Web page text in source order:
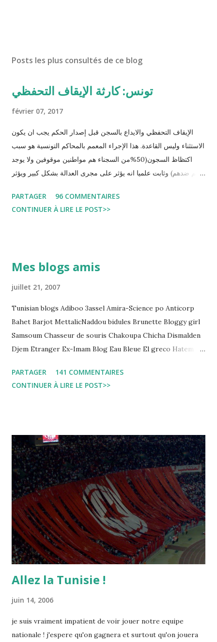
Posts les plus consultés de ce blog
تونس: كارثة الإيقاف التحفظي
février 07, 2017
الإيقاف التحفظي والايداع بالسجن قبل إصدار الحكم يجب ان يكون
الاستثناء وليس القاعدة. هذا الإجراء المعمم بالمحاكم التونسية هو سبب
اكتظاظ السجون(50%من السجناء هم مواطنين موقوفين ولا يوجد
حكم ضدهم) وثابت علميا انه يؤثر على مجرى العدالة بشكل كبير ويؤثر
التي قضاها تحفظيا . هذه الممارسات تسبب كوارث اجتماعية واقتصادية
و تجعل المواطن يحقد على المنظومة القضائية و يحس بالظلم و القهر
regard des Lignes directrices Luanda"
PARTAGER
96 COMMENTAIRES
CONTINUER À LIRE LE POST>>
Mes blogs amis
juillet 21, 2007
Tunisian blogs Adiboo 3assel Amira-Science po Anticorp
Bahet Barjot MettalicNaddou bidules Brunette Bloggy girl
Samsoum Chasseur de souris Chakoupa Chicha Dismalden
Djem Etranger Ex-Imam Blog Eau Bleue El greco Hatem
Leila fi amarikia Little Sarah American girl Massir mots a
dire Mouch ex Mazzika Tun...
PARTAGER
141 COMMENTAIRES
CONTINUER À LIRE LE POST>>
Allez la Tunisie !
juin 14, 2006
je suis vraiment impatient de voir jouer notre equipe
nationale ! j'espere qu'on gagnera et surtout qu'on jouera